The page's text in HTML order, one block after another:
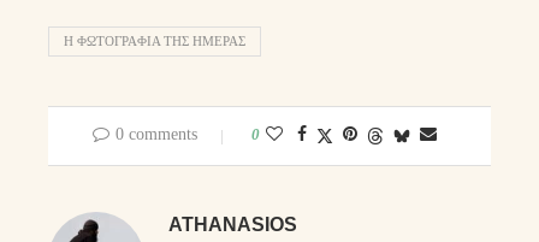
Η ΦΩΤΟΓΡΑΦΊΑ ΤΗΣ ΗΜΈΡΑΣ
0 comments 0
ATHANASIOS